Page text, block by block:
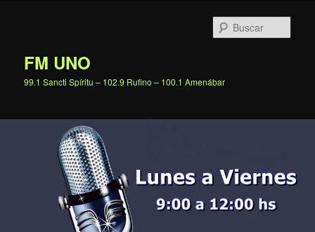
FM UNO
99.1 Sancti Spíritu – 102.9 Rufino – 100.1 Amenábar